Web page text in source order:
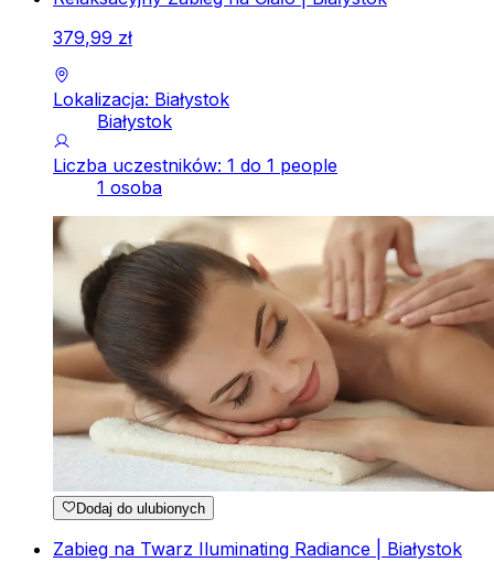
379,99 zł
Lokalizacja: Białystok
Białystok
Liczba uczestników: 1 do 1 people
1 osoba
Dodaj do ulubionych
Zabieg na Twarz Iluminating Radiance | Białystok